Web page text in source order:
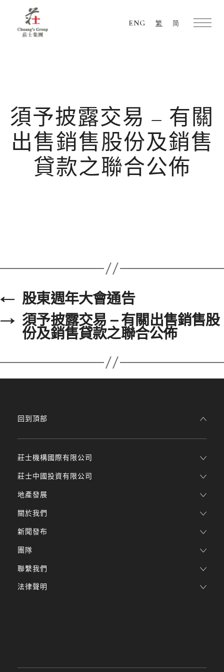
ENG 繁 简
須予披露交易 – 有關
出售銷售股份及銷售
貸款之聯合公佈
← 股東週年大會通告
→ 須予披露交易 – 有關出售銷售股
份及銷售貸款之聯合公佈
莊士機構國際有限公司
莊士中國投資有限公司
地產發展
關於我們
新聞發布
團隊
回到頂部
聯繫我們
法律聲明